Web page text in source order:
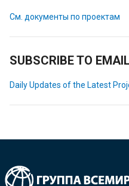
См. документы по проектам
SUBSCRIBE TO
Daily Updates of the Latest